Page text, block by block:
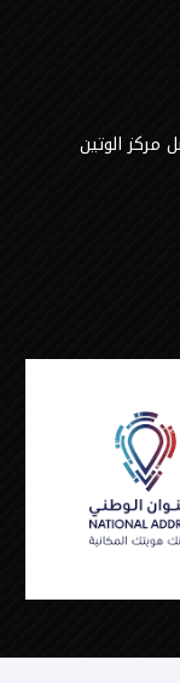
مركز الوتين